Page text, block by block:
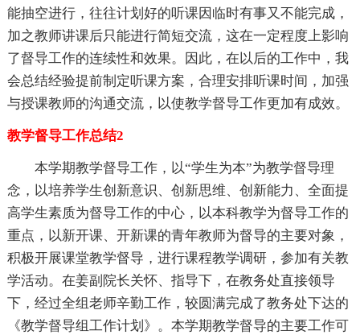
能抽空进行，往往计划好的听课因临时有事又不能完成，
加之教师讲课后只能进行简短交流，这在一定程度上影响
了督导工作的连续性和效果。因此，在以后的工作中，我
会总结经验提前制定听课方案，合理安排听课时间，加强
与授课教师的沟通交流，以使教学督导工作更加有成效。
教学督导工作总结2
本学期教学督导工作，以“学生为本”为教学督导理
念，以培养学生创新意识、创新思维、创新能力、全面提
高学生素质为督导工作的中心，以本科教学为督导工作的
重点，以新开课、开新课的青年教师为督导的主要对象，
积极开展课堂教学督导，进行课程教学调研，参加有关教
学活动。在姜副院长关怀、指导下，在教务处直接领导
下，经过全组老师辛勤工作，较圆满完成了教务处下达的
《教学督导组工作计划》。本学期教学督导的主要工作可